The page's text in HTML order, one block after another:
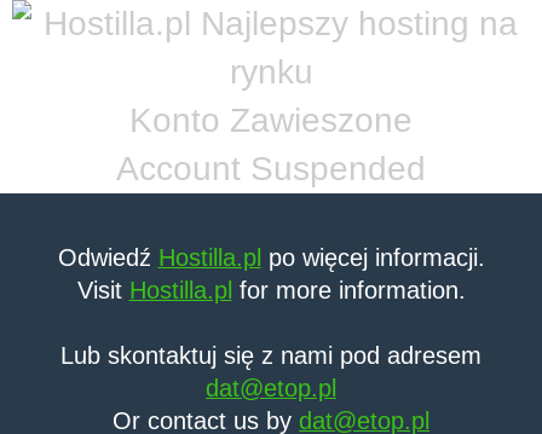
Konto Zawieszone
Account Suspended
Odwiedź Hostilla.pl po więcej informacji.
Visit Hostilla.pl for more information.
Lub skontaktuj się z nami pod adresem
dat@etop.pl
Or contact us by dat@etop.pl